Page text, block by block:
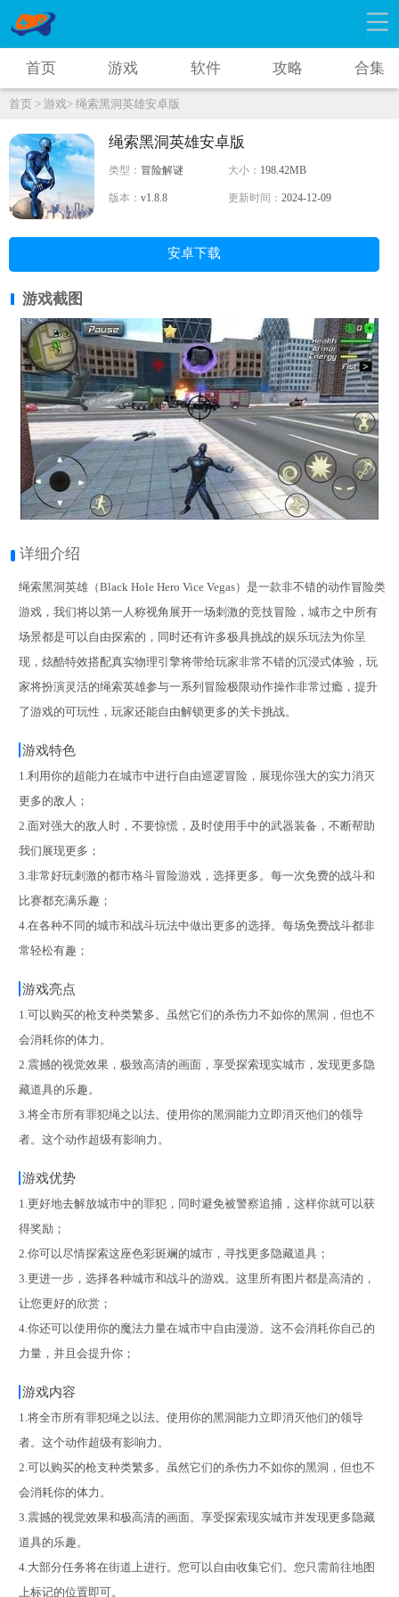
首页 游戏 软件 攻略 合集
首页 > 游戏> 绳索黑洞英雄安卓版
绳索黑洞英雄安卓版
类型： 冒险解谜 大小： 198.42MB
版本：v1.8.8 更新时间： 2024-12-09
安卓下载
游戏截图
详细介绍
绳索黑洞英雄（Black Hole Hero Vice Vegas）是一款非不错的动作冒险类
游戏，我们将以第一人称视角展开一场刺激的竞技冒险，城市之中所有
场景都是可以自由探索的，同时还有许多极具挑战的娱乐玩法为你呈
现，炫酷特效搭配真实物理引擎将带给玩家非常不错的沉浸式体验，玩
家将扮演灵活的绳索英雄参与一系列冒险极限动作操作非常过瘾，提升
了游戏的可玩性，玩家还能自由解锁更多的关卡挑战。
游戏特色
1.利用你的超能力在城市中进行自由巡逻冒险，展现你强大的实力消灭
更多的敌人；
2.面对强大的敌人时，不要惊慌，及时使用手中的武器装备，不断帮助
我们展现更多；
3.非常好玩刺激的都市格斗冒险游戏，选择更多。每一次免费的战斗和
比赛都充满乐趣；
4.在各种不同的城市和战斗玩法中做出更多的选择。每场免费战斗都非
常轻松有趣；
游戏亮点
1.可以购买的枪支种类繁多。虽然它们的杀伤力不如你的黑洞，但也不
会消耗你的体力。
2.震撼的视觉效果，极致高清的画面，享受探索现实城市，发现更多隐
藏道具的乐趣。
3.将全市所有罪犯绳之以法。使用你的黑洞能力立即消灭他们的领导
者。这个动作超级有影响力。
游戏优势
1.更好地去解放城市中的罪犯，同时避免被警察追捕，这样你就可以获
得奖励；
2.你可以尽情探索这座色彩斑斓的城市，寻找更多隐藏道具；
3.更进一步，选择各种城市和战斗的游戏。这里所有图片都是高清的，
让您更好的欣赏；
4.你还可以使用你的魔法力量在城市中自由漫游。这不会消耗你自己的
力量，并且会提升你；
游戏内容
1.将全市所有罪犯绳之以法。使用你的黑洞能力立即消灭他们的领导
者。这个动作超级有影响力。
2.可以购买的枪支种类繁多。虽然它们的杀伤力不如你的黑洞，但也不
会消耗你的体力。
3.震撼的视觉效果和极高清的画面。享受探索现实城市并发现更多隐藏
道具的乐趣。
4.大部分任务将在街道上进行。您可以自由收集它们。您只需前往地图
上标记的位置即可。